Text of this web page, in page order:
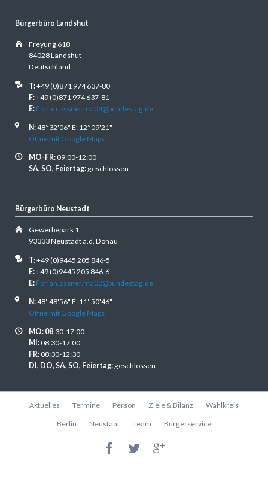
Bürgerbüro Landshut
Freyung 618
84028 Landshut
Deutschland
T:+49 (0)871 974 637-80
F:+49 (0)871 974 637-81
E:florian.ossner.ma04@bundestag.de
N:48°32'06" E: 12°09'21"
Öffne mit Google Maps
MO-FR:09:00-12:00
SA, SO, Feiertag:geschlossen
Bürgerbüro Neustadt
Gewerbepark 1
93333 Neustadt a.d. Donau
T:+49 (0)9445 205 846-5
F:+49 (0)9445 205 846-6
E:florian.ossner.ma02@bundestag.de
N:48°48'56" E: 11°50'46"
Öffne mit Google Maps
MO: 08:30-17:00
MI:08:30-17:00
FR:08:30-12:30
DI, DO, SA, SO, Feiertag:geschlossen
Navigation
Aktuelles Termine Person Ziele & Bilanz Wahlkreis
Berlin Neustaat Team Bürgerservice